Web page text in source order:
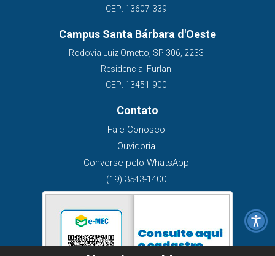
CEP: 13607-339
Campus Santa Bárbara d'Oeste
Rodovia Luiz Ometto, SP 306, 2233
Residencial Furlan
CEP: 13451-900
Contato
Fale Conosco
Ouvidoria
Converse pelo WhatsApp
(19) 3543-1400